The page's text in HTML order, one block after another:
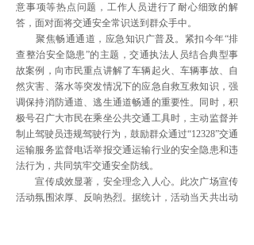
意事项等热点问题，工作人员进行了耐心细致的解
答，面对面将交通安全常识送到群众手中。
聚焦畅通通道，应急知识广普及。紧扣今年“排
查整治安全隐患”的主题，交通执法人员结合典型事
故案例，向市民重点讲解了车辆起火、车辆事故、自
然灾害、落水等突发情况下的应急自救互救知识，强
调保持消防通道、逃生通道畅通的重要性。同时，积
极号召广大市民在乘坐公共交通工具时，主动监督并
制止驾驶员违规驾驶行为，鼓励群众通过“12328”交通
运输服务监督电话举报交通运输行业的安全隐患和违
法行为，共同筑牢交通安全防线。
宣传成效显著，安全理念入人心。此次广场宣传
活动氛围浓厚、反响热烈。据统计，活动当天共出动